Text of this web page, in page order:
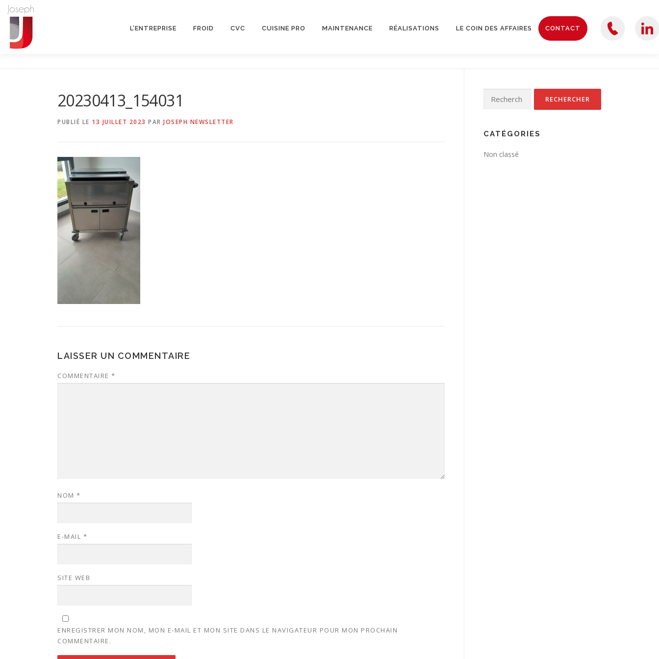
Aller
contenu
L’ENTREPRISE FROID CVC CUISINE PRO MAINTENANCE RÉALISATIONS LE COIN DES AFFAIRES CONTACT LINKEDIN
20230413_154031
PUBLIÉ LE 13 JUILLET 2023 PAR JOSEPH NEWSLETTER
LAISSER UN COMMENTAIRE
COMMENTAIRE *
NOM *
E-MAIL *
SITE WEB
ENREGISTRER MON NOM, MON E-MAIL ET MON SITE DANS LE NAVIGATEUR POUR MON PROCHAIN
COMMENTAIRE.
CATÉGORIES
Non classé